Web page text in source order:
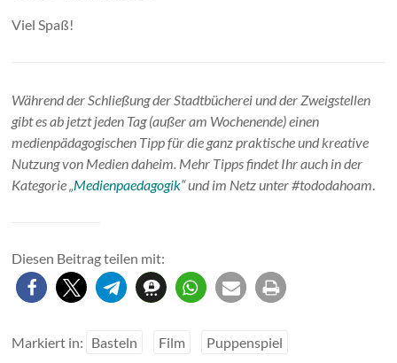
Viel Spaß!
Während der Schließung der Stadtbücherei und der Zweigstellen
gibt es ab jetzt jeden Tag (außer am Wochenende) einen
medienpädagogischen Tipp für die ganz praktische und kreative
Nutzung von Medien daheim. Mehr Tipps findet Ihr auch in der
Kategorie „Medienpaedagogik“ und im Netz unter #tododahoam.
Diesen Beitrag teilen mit:
Markiert in: Basteln Film Puppenspiel